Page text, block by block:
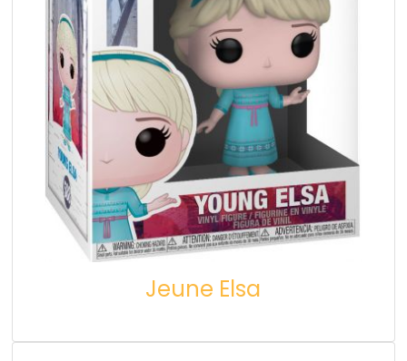
Jeune Elsa